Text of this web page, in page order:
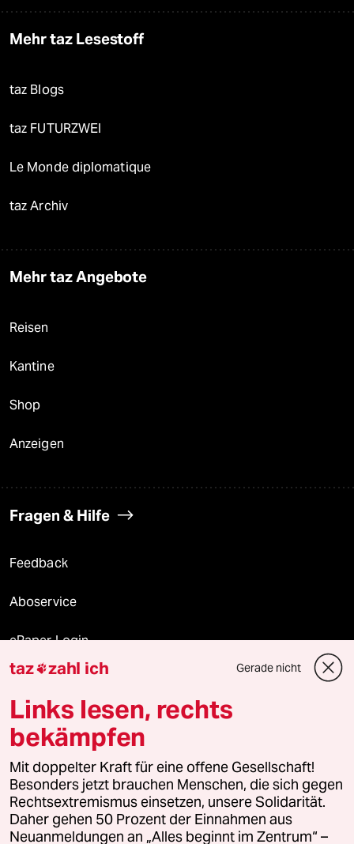
Mehr taz Lesestoff
taz Blogs
taz FUTURZWEI
Le Monde diplomatique
taz Archiv
Mehr taz Angebote
Reisen
Kantine
Shop
Anzeigen
Fragen & Hilfe
Feedback
Aboservice
ePaper Login
Downloads für Abonnierende
© 2026 taz Verlags und Vertriebs GmbH
Alle Rechte vorbehalten. Bei rechtlichen Fragen oder für Genehmigungen
wenden Sie sich bitte an lizenzen@taz.de
Feedback Redaktionsstatut Kommune-Richtlinien
taz zahl ich Gerade nicht
Links lesen, rechts
bekämpfen
Mit doppelter Kraft für eine offene Gesellschaft!
Besonders jetzt brauchen Menschen, die sich gegen
Rechtsextremismus einsetzen, unsere Solidarität.
Daher gehen 50 Prozent der Einnahmen aus
Neuanmeldungen an „Alles beginnt im Zentrum“ –